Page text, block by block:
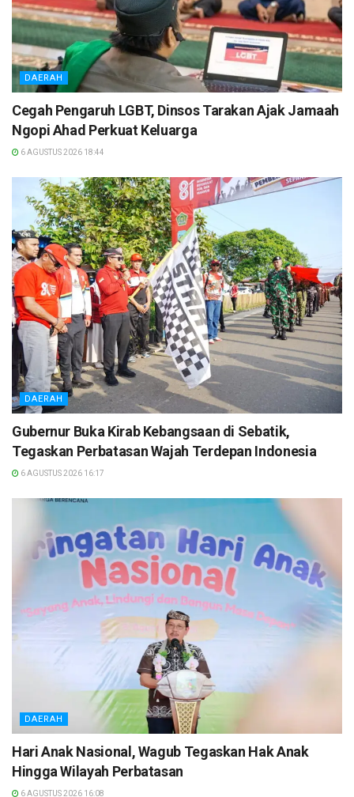
DAERAH
Cegah Pengaruh LGBT, Dinsos Tarakan Ajak Jamaah
Ngopi Ahad Perkuat Keluarga
6 AGUSTUS 2026 18:44
DAERAH
Gubernur Buka Kirab Kebangsaan di Sebatik,
Tegaskan Perbatasan Wajah Terdepan Indonesia
6 AGUSTUS 2026 16:17
DAERAH
Hari Anak Nasional, Wagub Tegaskan Hak Anak
Hingga Wilayah Perbatasan
6 AGUSTUS 2026 16:08